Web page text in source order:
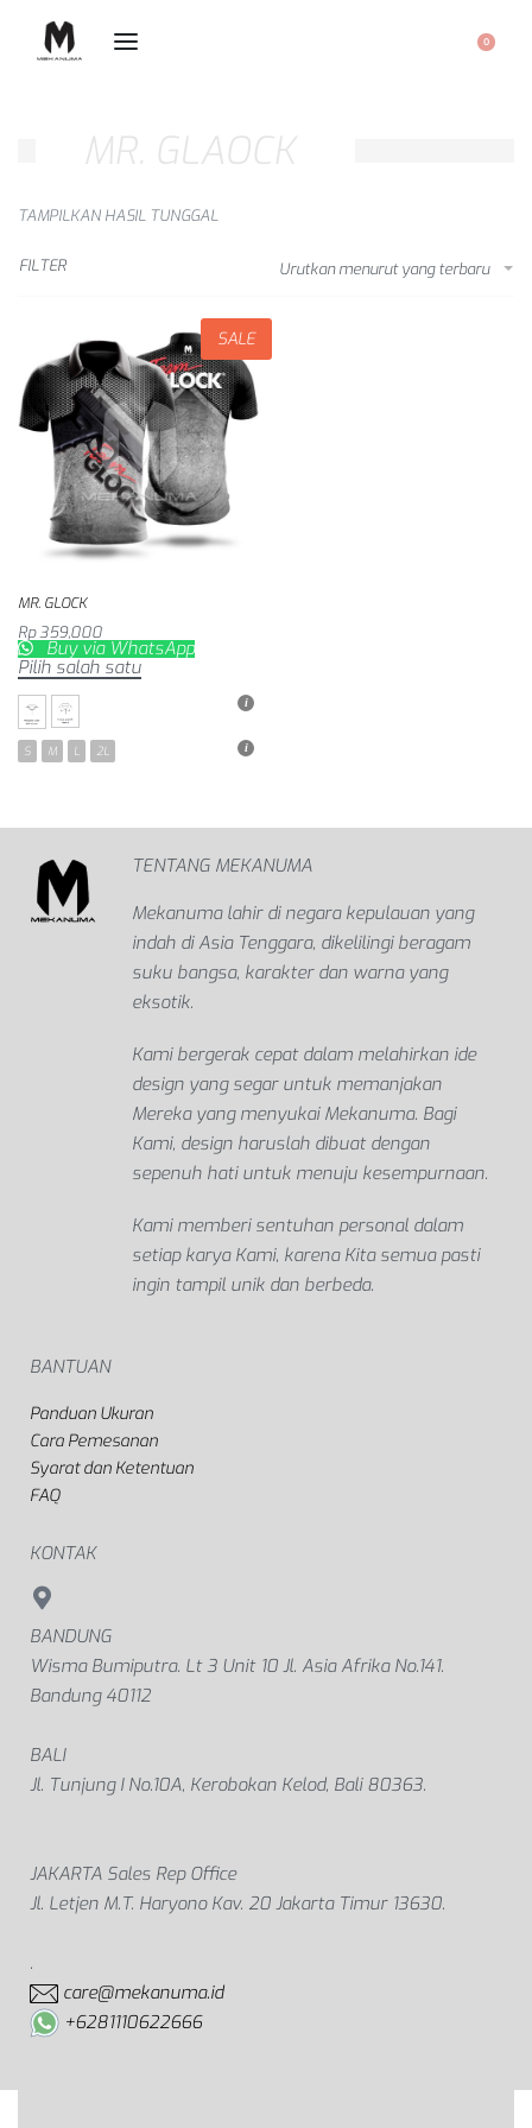
0
MR. GLAOCK
TAMPILKAN HASIL TUNGGAL
Urutkan menurut yang terbaru
FILTER
SALE
MR. GLOCK
Buy via WhatsApp
Rp359,000
Pilih salah satu
S M L 2L
TENTANG MEKANUMA
Mekanuma lahir di negara kepulauan yang
indah di Asia Tenggara, dikelilingi beragam
suku bangsa, karakter dan warna yang
eksotik.
Kami bergerak cepat dalam melahirkan ide
design yang segar untuk memanjakan
Mereka yang menyukai Mekanuma. Bagi
Kami, design haruslah dibuat dengan
sepenuh hati untuk menuju kesempurnaan.
Kami memberi sentuhan personal dalam
setiap karya Kami, karena Kita semua pasti
ingin tampil unik dan berbeda.
BANTUAN
Panduan Ukuran
Cara Pemesanan
Syarat dan Ketentuan
FAQ
KONTAK
BANDUNG
Wisma Bumiputra. Lt 3 Unit 10 Jl. Asia Afrika No.141.
Bandung 40112
BALI
Jl. Tunjung I No.10A, Kerobokan Kelod, Bali 80363.
JAKARTA Sales Rep Office
Jl. Letjen M.T. Haryono Kav. 20 Jakarta Timur 13630.
.
care@mekanuma.id
+6281110622666